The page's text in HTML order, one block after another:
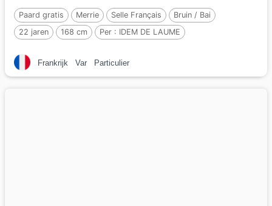
Paard gratis Merrie Selle Français
Bruin / Bai
22 jaren
168 cm Per : IDEM DE LAUME
Frankrijk Var Particulier